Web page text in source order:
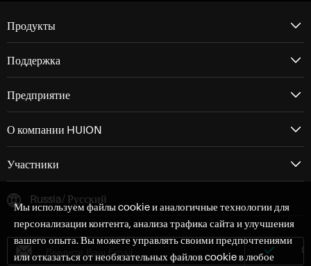
Продукты
Поддержка
Предприятие
О компании HUION
Участники
Russia/ Русский
Мы используем файлы cookie и аналогичные технологии для
персонализации контента, анализа трафика сайта и улучшения
вашего опыта. Вы можете управлять своими предпочтениями
или отказаться от необязательных файлов cookie в любое